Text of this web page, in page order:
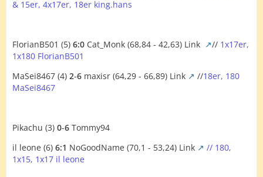
& 15er, 4x17er, 18er king.hans
FlorianB501 (5) 6:0 Cat_Monk (68,84 - 42,63) Link // 1x17er,
1x180 FlorianB501
MaSei8467 (4) 2-6 maxisr (64,29 - 66,89) Link //18er, 180
MaSei8467
Pikachu (3) 0-6 Tommy94
il leone (6) 6:1 NoGoodName (70,1 - 53,24) Link
// 180,
1x15, 1x17 il leone